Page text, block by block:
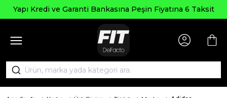
Yapı Kredi ve Garanti Bankasına Peşin Fiyatına 6 Taksit